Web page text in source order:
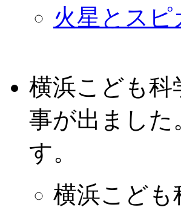
火星とスピ
横浜こども科
事が出まし
す。
横浜こども